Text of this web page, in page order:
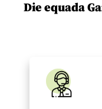
Die equada